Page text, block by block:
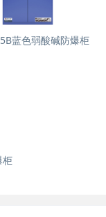
蓝色弱酸碱防爆柜
柜